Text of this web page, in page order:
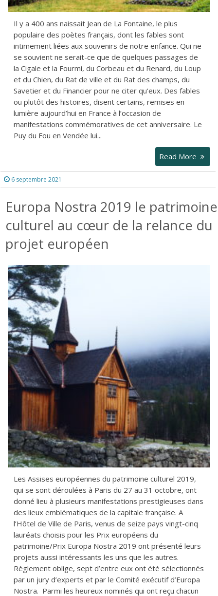
Il y a 400 ans naissait Jean de La Fontaine, le plus
populaire des poètes français, dont les fables sont
intimement liées aux souvenirs de notre enfance. Qui ne
se souvient ne serait-ce que de quelques passages de
la Cigale et la Fourmi, du Corbeau et du Renard, du Loup
et du Chien, du Rat de ville et du Rat des champs, du
Savetier et du Financier pour ne citer qu’eux. Des fables
ou plutôt des histoires, disent certains, remises en
lumière aujourd’hui en France à l’occasion de
manifestations commémoratives de cet anniversaire. Le
Puy du Fou en Vendée lui...
Read More
6 septembre 2021
Europa Nostra 2019 le patrimoine
culturel au cœur de la relance du
projet européen
Les Assises européennes du patrimoine culturel 2019,
qui se sont déroulées à Paris du 27 au 31 octobre, ont
donné lieu à plusieurs manifestations prestigieuses dans
des lieux emblématiques de la capitale française. A
l’Hôtel de Ville de Paris, venus de seize pays vingt-cinq
lauréats choisis pour les Prix européens du
patrimoine/Prix Europa Nostra 2019 ont présenté leurs
projets aussi intéressants les uns que les autres.
Règlement oblige, sept d’entre eux ont été sélectionnés
par un jury d’experts et par le Comité exécutif d’Europa
Nostra. Parmi les heureux nominés qui ont reçu chacun